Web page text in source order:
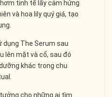
tinh tế lấy cảm hứng
và hoa lily quý giá, tạo
The Serum sau
lên mặt và cổ, sau đó
khác trong chu
cho những ai tìm